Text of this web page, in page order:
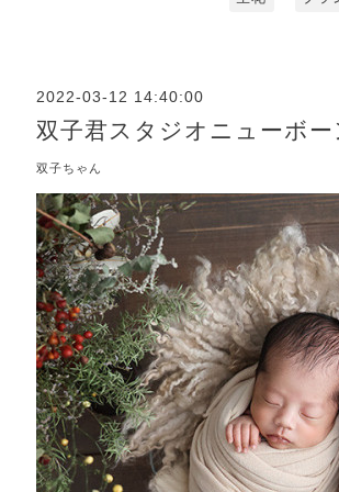
2022-03-12 14:40:00
双子君スタジオニューボ
双子ちゃん